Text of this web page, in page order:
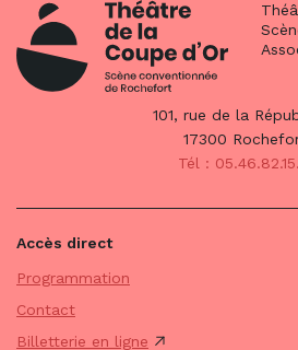
101, rue de la
17300
Tél :
Accès direct
Programmation
Contact
Billetterie en ligne